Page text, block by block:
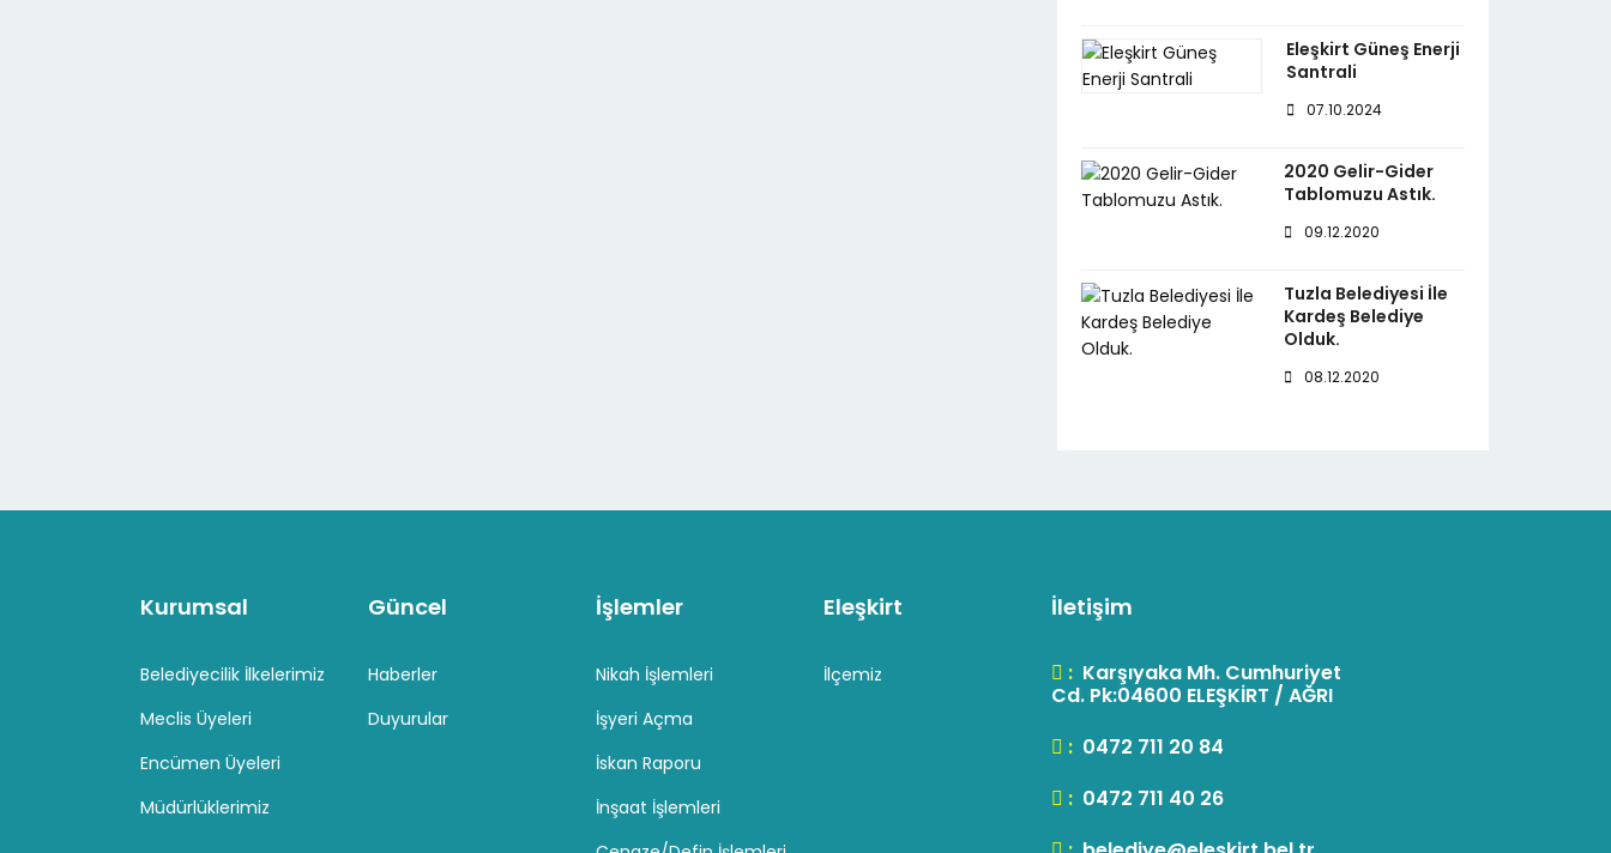
Eleşkirt Güneş Enerji
Santrali
07.10.2024
2020 Gelir-Gider
Tablomuzu Astık.
09.12.2020
Tuzla Belediyesi İle
Kardeş Belediye
Olduk.
08.12.2020
Kurumsal
Belediyecilik İlkelerimiz
Meclis Üyeleri
Encümen Üyeleri
Müdürlüklerimiz
Güncel
Haberler
Duyurular
İşlemler
Nikah İşlemleri
İşyeri Açma
İskan Raporu
İnşaat İşlemleri
Eleşkirt
İlçemiz
İletişim
: Karşıyaka Mh. Cumhuriyet
Cd. Pk:04600 ELEŞKİRT / AĞRI
: 0472 711 20 84
: 0472 711 40 26